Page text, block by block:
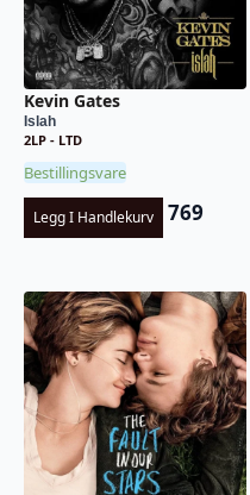
Kevin Gates
Islah
2LP - LTD
Bestillingsvare
Legg I Handlekurv 769